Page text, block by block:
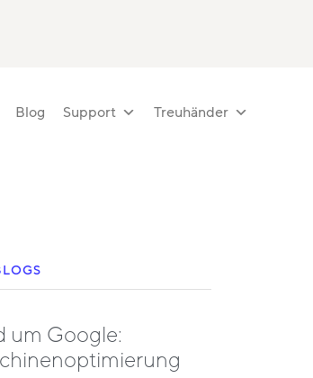
Blog Support Treuhänder
um Google: